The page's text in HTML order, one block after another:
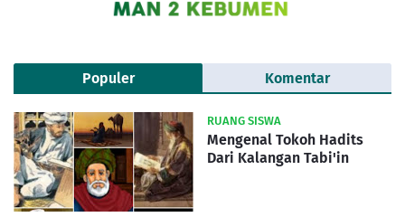
Populer Komentar
RUANG SISWA
Mengenal Tokoh Hadits
Dari Kalangan Tabi'in